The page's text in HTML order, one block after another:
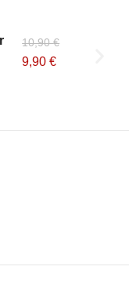
10,90€
9,90€